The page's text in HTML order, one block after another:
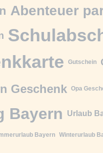
Abenteuer
Gutschein
Geschenk Opa
Bayern Urlaub
Bayern Winterurlaub